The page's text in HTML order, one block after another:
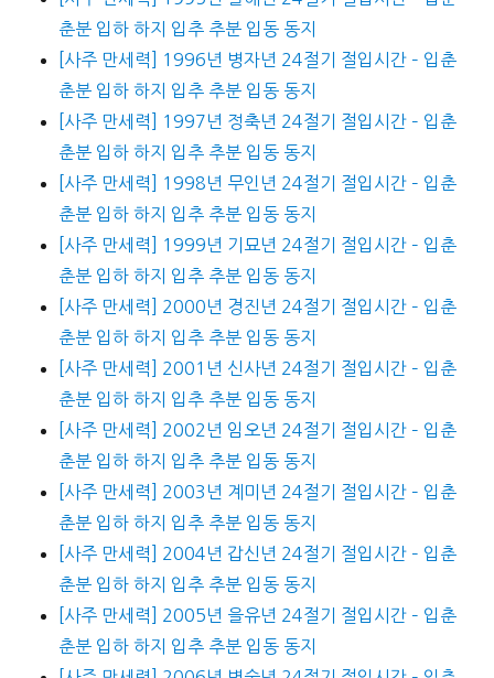
춘분 입하 하지 입추 추분 입동 동지
[사주 만세력] 1996년 병자년 24절기 절입시간 – 입춘
춘분 입하 하지 입추 추분 입동 동지
[사주 만세력] 1997년 정축년 24절기 절입시간 – 입춘
춘분 입하 하지 입추 추분 입동 동지
[사주 만세력] 1998년 무인년 24절기 절입시간 – 입춘
춘분 입하 하지 입추 추분 입동 동지
[사주 만세력] 1999년 기묘년 24절기 절입시간 – 입춘
춘분 입하 하지 입추 추분 입동 동지
[사주 만세력] 2000년 경진년 24절기 절입시간 – 입춘
춘분 입하 하지 입추 추분 입동 동지
[사주 만세력] 2001년 신사년 24절기 절입시간 – 입춘
춘분 입하 하지 입추 추분 입동 동지
[사주 만세력] 2002년 임오년 24절기 절입시간 – 입춘
춘분 입하 하지 입추 추분 입동 동지
[사주 만세력] 2003년 계미년 24절기 절입시간 – 입춘
춘분 입하 하지 입추 추분 입동 동지
[사주 만세력] 2004년 갑신년 24절기 절입시간 – 입춘
춘분 입하 하지 입추 추분 입동 동지
[사주 만세력] 2005년 을유년 24절기 절입시간 – 입춘
춘분 입하 하지 입추 추분 입동 동지